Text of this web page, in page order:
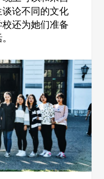
论不同的文化
还为她们准备